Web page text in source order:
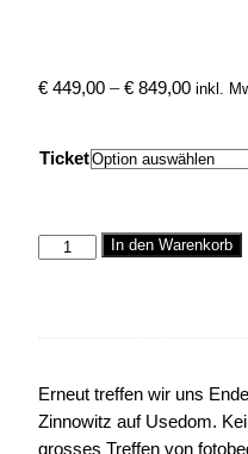
€ 449,00 –€ 849,00 inkl.
Ticket
In den Warenkorb
Erneut treffen wir uns
Zinnowitz auf Usedom.
grosses Treffen von